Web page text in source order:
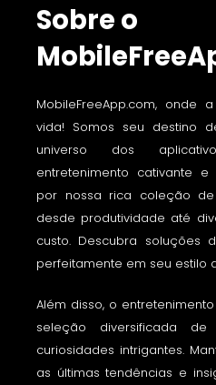
Sobre o
MobileFreeApp.com, onde
vida! Somos seu destino
universo dos
entretenimento cativante e
por nossa rica coleção
desde produtividade até
custo. Descubra soluções
perfeitamente em seu estilo
Além disso, o
seleção diversificada
curiosidades intrigantes.
as últimas tendências e